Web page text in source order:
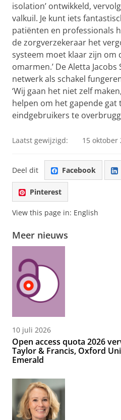
isolation’ ontwikkeld,
valkuil. Je kunt iets
patiënten en professionals
de zorgverzekeraar het
systeem moet klaar zijn om
omarmen.’ De Aletta
netwerk als schakel
‘Wij gaan het niet zelf
helpen om het gapende gat
eindgebruikers te
Laatst gewijzigd: 15 oktober
Deel dit Facebook
Pinterest
View this page in: English
Meer nieuws
10 juli 2026
Open access quota 2026
Taylor & Francis, Oxford
Emerald